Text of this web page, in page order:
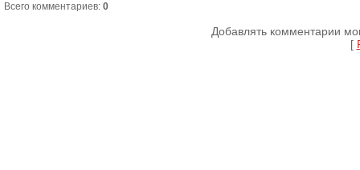
Всего комментариев: 0
Добавлять комментарии
[